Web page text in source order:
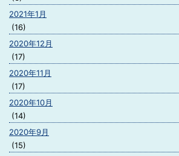
2021年1月
(16)
2020年12月
(17)
2020年11月
(17)
2020年10月
(14)
2020年9月
(15)